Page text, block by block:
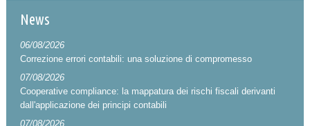
News
06/08/2026
Correzione errori contabili: una soluzione di compromesso
07/08/2026
Cooperative compliance: la mappatura dei rischi fiscali derivanti
dall'applicazione dei principi contabili
07/08/2026